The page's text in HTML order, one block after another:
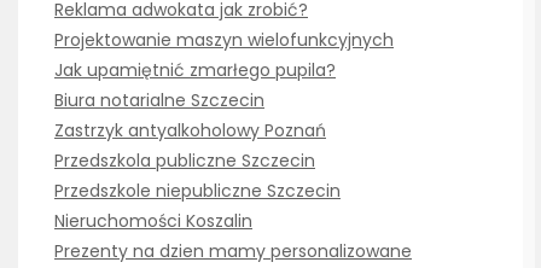
Reklama adwokata jak zrobić?
Projektowanie maszyn wielofunkcyjnych
Jak upamiętnić zmarłego pupila?
Biura notarialne Szczecin
Zastrzyk antyalkoholowy Poznań
Przedszkola publiczne Szczecin
Przedszkole niepubliczne Szczecin
Nieruchomości Koszalin
Prezenty na dzien mamy personalizowane